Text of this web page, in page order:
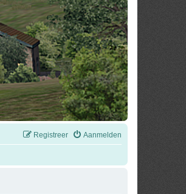
Aanmelden
Registreer